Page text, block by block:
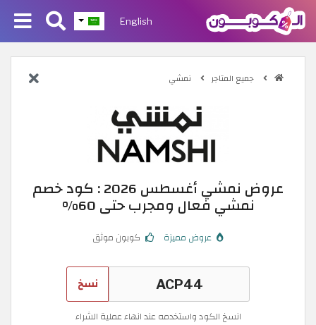
English
جميع المتاجر نمشي
عروض نمشي أغسطس 2026 : كود خصم
نمشي فعال ومجرب حتى 60%
عروض مميزة كوبون موثق
نسخ
انسخ الكود واستخدمه عند انهاء عملية الشراء